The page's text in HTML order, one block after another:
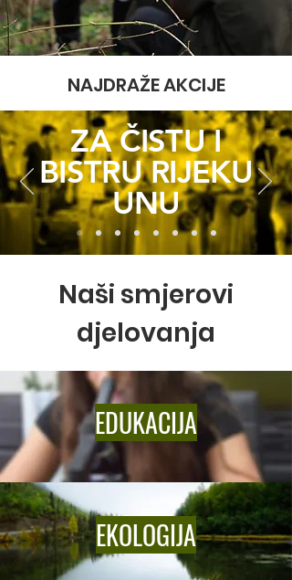
NAJDRAŽE AKCIJE
ZA ČISTU I
BISTRU RIJEKU
UNU
Naši smjerovi
djelovanja
EDUKACIJA
EKOLOGIJA